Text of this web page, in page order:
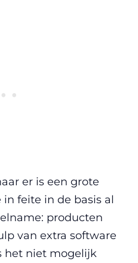
er is een grote
feite in de basis al
producten
van extra software
het niet mogelijk